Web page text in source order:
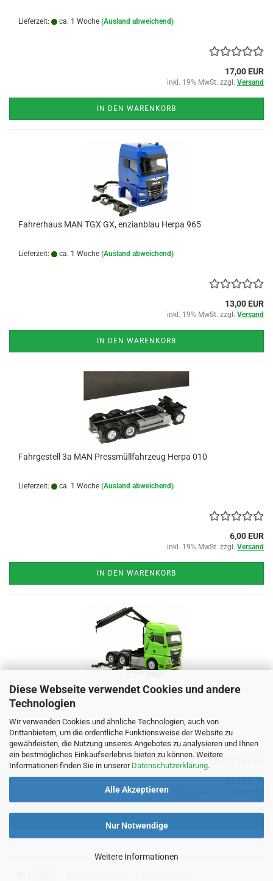
Diese Webseite verwendet Cookies und andere
Technologien
Wir verwenden Cookies und ähnliche Technologien, auch von
Drittanbietern, um die ordentliche Funktionsweise der Website zu
gewährleisten, die Nutzung unseres Angebotes zu analysieren und Ihnen
ein bestmögliches Einkaufserlebnis bieten zu können. Weitere
Informationen finden Sie in unserer Datenschutzerklärung.
Alle Akzeptieren
Nur Notwendige
Weitere Informationen
Lieferzeit: ca. 1 Woche (Ausland abweichend)
17,00 EUR
inkl. 19% MwSt. zzgl. Versand
IN DEN WARENKORB
Fahrerhaus MAN TGX GX, enzianblau Herpa 965
Lieferzeit: ca. 1 Woche (Ausland abweichend)
13,00 EUR
inkl. 19% MwSt. zzgl. Versand
IN DEN WARENKORB
Fahrgestell 3a MAN Pressmüllfahrzeug Herpa 010
Lieferzeit: ca. 1 Woche (Ausland abweichend)
6,00 EUR
inkl. 19% MwSt. zzgl. Versand
IN DEN WARENKORB
313100-004 MAN TGX GX Zugmaschine mit Kran 3achs,
*grün* Herpa
Lieferzeit: ca. 1 Woche (Ausland abweichend)
24,99 EUR
inkl. 19% MwSt. zzgl.